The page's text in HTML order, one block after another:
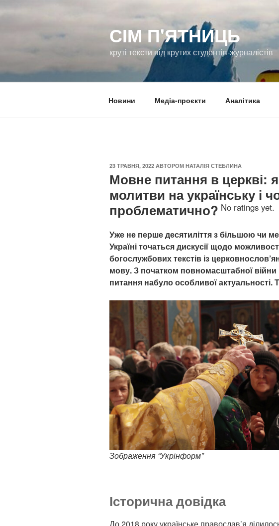
до
СІМ П'ЯТНИЦЬ
круті тексти від крутих студентів-журналістів
Новини Медіа-проєкти Аналітика
ОПУБЛІКОВАНО
23 ТРАВНЯ, 2022 АВТОРОМ НАТАЛІЯ СТЕБЛИНА
Мовне питання в церкві:
молитви на українську і
проблематично? No ratings yet.
Уже не перше десятиліття з більшою чи
Україні точаться дискусії щодо
богослужбових текстів із
мову. З початком повномасштабної війни
питання набуло особливої
Зображення “Укрінформ”
Історична довідка